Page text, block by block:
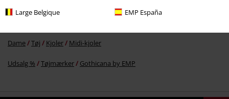
Large Belgique EMP España
Dame Tøj Kjoler Midi-kjoler
Udsalg % Tøjmærker Gothicana by EMP